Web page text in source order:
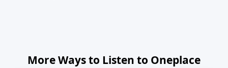
More Ways to Listen to Oneplace